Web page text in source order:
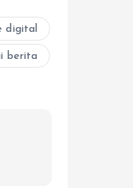
digital
berita